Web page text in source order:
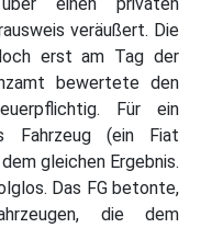
veräußert. Die
erst am Tag der
bewertete den
Für ein
Fahrzeug (ein Fiat
gleichen Ergebnis.
Das FG betonte,
die dem